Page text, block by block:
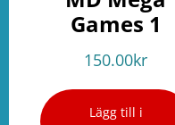
Games 1
150.00kr
Lägg till i